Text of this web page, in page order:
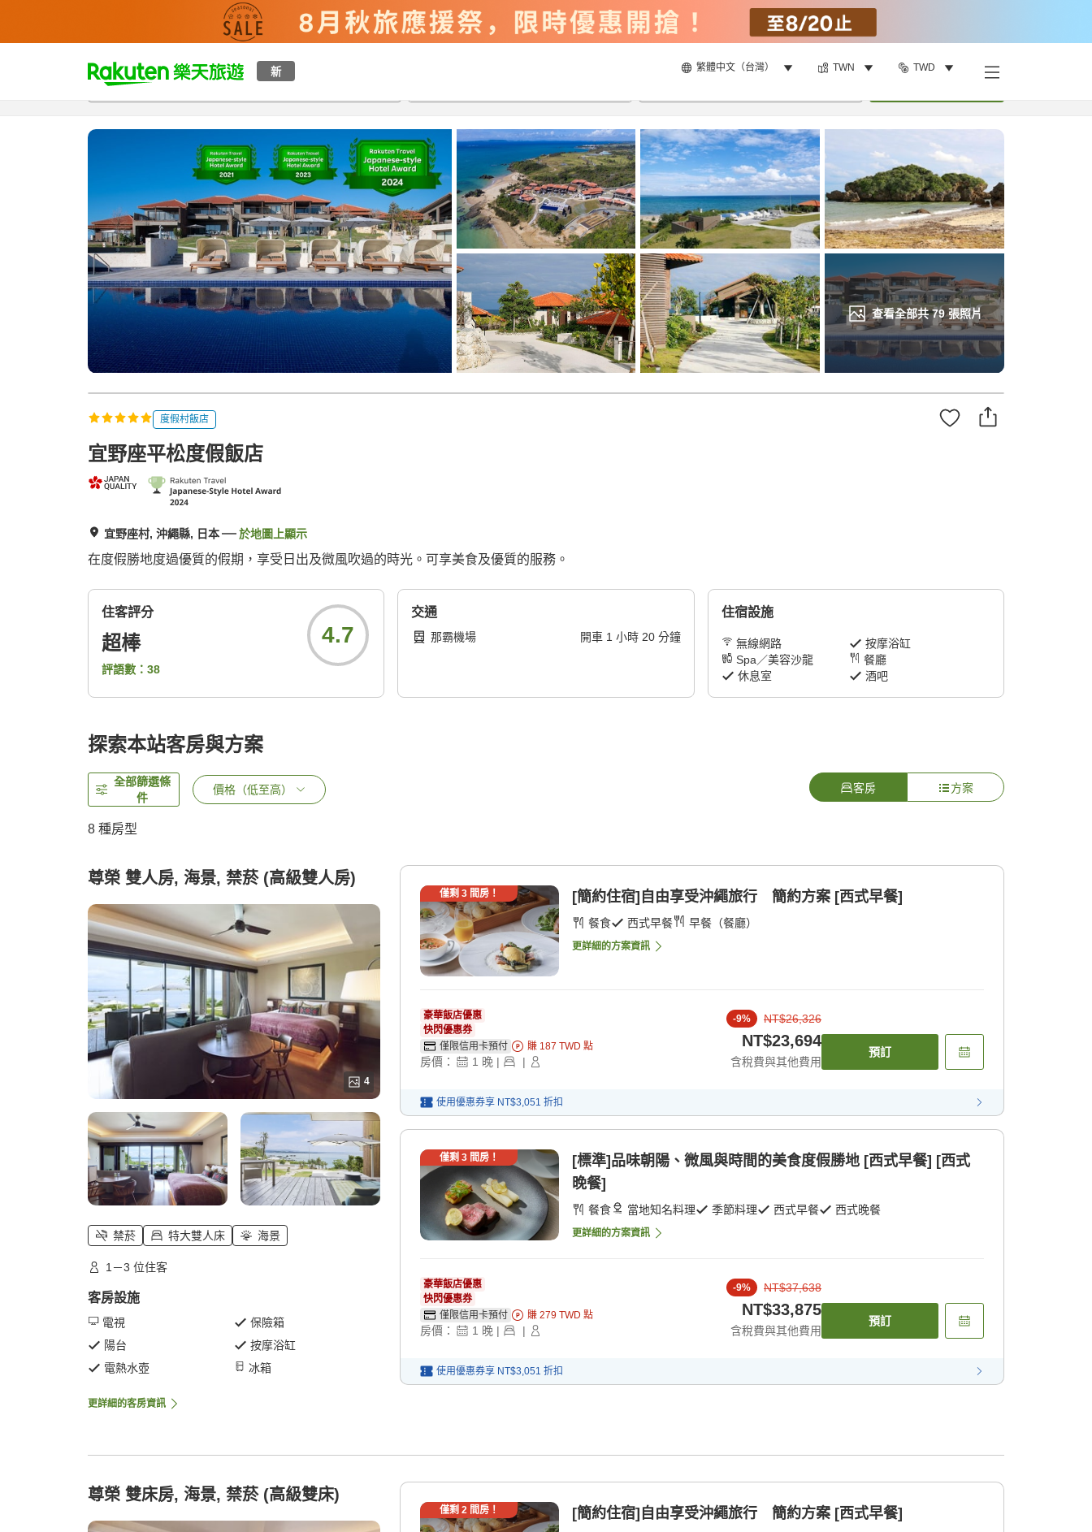
新 繁體中文（台灣） TWN TWD
t
p
a
a
r
c
h
查看全部共79張照片
總覽客房與方案評語特點設施
度假村飯店
宜野座平松度假飯店
宜野座村, 沖繩縣, 日本 於地圖上顯示
在度假勝地度過優質的假期，享受日出及微風吹過的時光。可享美食及優質的服務。
住客評分
超棒
評語數： 38
4.7
交通
那霸機場 開車 1 小時 20分鐘
住宿設施
無線網路
按摩浴缸
Spa／美容沙龍
餐廳
休息室
酒吧
探索本站客房與方案
全部篩選條
件
價格（低至高） 客房 方案
8 種房型
尊榮 雙人房, 海景, 禁菸 (高級雙人房)
4
禁菸 特大雙人床 海景
1－3 位住客
客房設施
電視
保險箱
陽台
按摩浴缸
電熱水壺
冰箱
更詳細的客房資訊
僅剩 3間房！ [簡約住宿]自由享受沖繩旅行 簡約方案 [西式早餐]
餐食 西式早餐 早餐（餐廳）
更詳細的方案資訊
豪華飯店優惠
快閃優惠券
僅限信用卡預付
賺 187 TWD 點
房價： 1 晚 | |
-9% NT$26,326
NT$23,694
含稅費與其他費用
預訂
使用優惠券享 NT$3,051 折扣
僅剩 3間房！
[標準]品味朝陽、微風與時間的美食度假勝地 [西式早餐] [西式
晚餐]
餐食 當地知名料理 季節料理 西式早餐 西式晚餐
更詳細的方案資訊
豪華飯店優惠
快閃優惠券
僅限信用卡預付
賺 279 TWD 點
房價： 1 晚 | |
-9% NT$37,638
NT$33,875
含稅費與其他費用
預訂
使用優惠券享 NT$3,051 折扣
尊榮 雙床房, 海景, 禁菸 (高級雙床)
僅剩 2間房！ [簡約住宿]自由享受沖繩旅行 簡約方案 [西式早餐]